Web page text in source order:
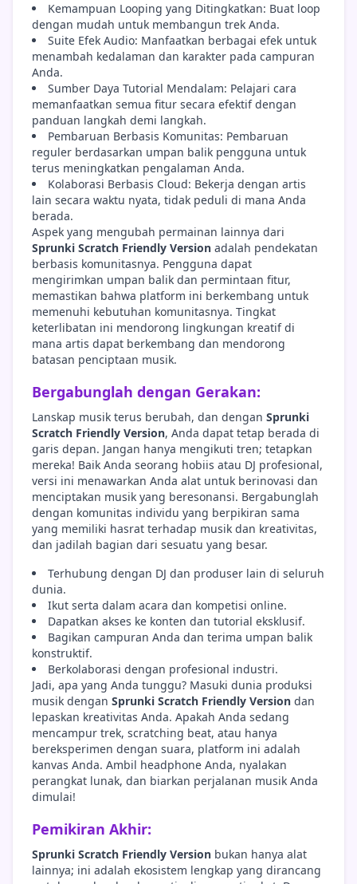
Kemampuan Looping yang Ditingkatkan: Buat loop
dengan mudah untuk membangun trek Anda.
Suite Efek Audio: Manfaatkan berbagai efek untuk
menambah kedalaman dan karakter pada campuran
Anda.
Sumber Daya Tutorial Mendalam: Pelajari cara
memanfaatkan semua fitur secara efektif dengan
panduan langkah demi langkah.
Pembaruan Berbasis Komunitas: Pembaruan
reguler berdasarkan umpan balik pengguna untuk
terus meningkatkan pengalaman Anda.
Kolaborasi Berbasis Cloud: Bekerja dengan artis
lain secara waktu nyata, tidak peduli di mana Anda
berada.
Aspek yang mengubah permainan lainnya dari
Sprunki Scratch Friendly Version adalah pendekatan
berbasis komunitasnya. Pengguna dapat
mengirimkan umpan balik dan permintaan fitur,
memastikan bahwa platform ini berkembang untuk
memenuhi kebutuhan komunitasnya. Tingkat
keterlibatan ini mendorong lingkungan kreatif di
mana artis dapat berkembang dan mendorong
batasan penciptaan musik.
Bergabunglah dengan Gerakan:
Lanskap musik terus berubah, dan dengan Sprunki
Scratch Friendly Version, Anda dapat tetap berada di
garis depan. Jangan hanya mengikuti tren; tetapkan
mereka! Baik Anda seorang hobiis atau DJ profesional,
versi ini menawarkan Anda alat untuk berinovasi dan
menciptakan musik yang beresonansi. Bergabunglah
dengan komunitas individu yang berpikiran sama
yang memiliki hasrat terhadap musik dan kreativitas,
dan jadilah bagian dari sesuatu yang besar.
Terhubung dengan DJ dan produser lain di seluruh
dunia.
Ikut serta dalam acara dan kompetisi online.
Dapatkan akses ke konten dan tutorial eksklusif.
Bagikan campuran Anda dan terima umpan balik
konstruktif.
Berkolaborasi dengan profesional industri.
Jadi, apa yang Anda tunggu? Masuki dunia produksi
musik dengan Sprunki Scratch Friendly Version dan
lepaskan kreativitas Anda. Apakah Anda sedang
mencampur trek, scratching beat, atau hanya
bereksperimen dengan suara, platform ini adalah
kanvas Anda. Ambil headphone Anda, nyalakan
perangkat lunak, dan biarkan perjalanan musik Anda
dimulai!
Pemikiran Akhir:
Sprunki Scratch Friendly Version bukan hanya alat
lainnya; ini adalah ekosistem lengkap yang dirancang